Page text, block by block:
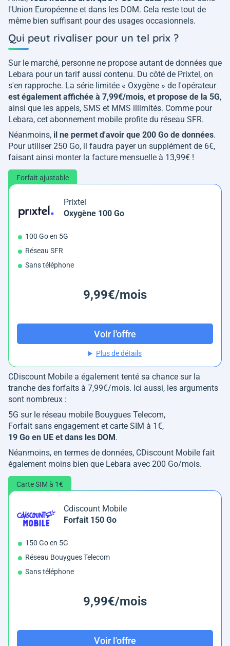
l'Union Européenne et dans les DOM. Cela reste tout de
même bien suffisant pour des usages occasionnels.
Qui peut rivaliser pour un tel prix ?
Sur le marché, personne ne propose autant de données que
Lebara pour un tarif aussi contenu. Du côté de Prixtel, on
s'en rapproche. La série limitée « Oxygène » de l'opérateur
est également affichée à 7,99€/mois, et propose de la 5G,
ainsi que les appels, SMS et MMS illimités. Comme pour
Lebara, cet abonnement mobile profite du réseau SFR.
Néanmoins, il ne permet d'avoir que 200 Go de données.
Pour utiliser 250 Go, il faudra payer un supplément de 6€,
faisant ainsi monter la facture mensuelle à 13,99€ !
Forfait ajustable
Prixtel
Oxygène 100 Go
100 Go en 5G
Réseau SFR
Sans téléphone
9,99€/mois
Voir l'offre
Plus de détails
CDiscount Mobile a également tenté sa chance sur la
tranche des forfaits à 7,99€/mois. Ici aussi, les arguments
sont nombreux :
5G sur le réseau mobile Bouygues Telecom,
Forfait sans engagement et carte SIM à 1€,
19 Go en UE et dans les DOM .
Néanmoins, en termes de données, CDiscount Mobile fait
également moins bien que Lebara avec 200 Go/mois.
Carte SIM à 1€
Cdiscount Mobile
Forfait 150 Go
150 Go en 5G
Réseau Bouygues Telecom
Sans téléphone
9,99€/mois
Voir l'offre